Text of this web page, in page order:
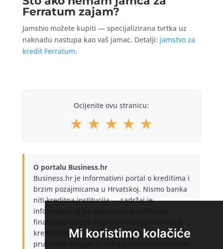
Mi koristimo kolačiće
Ferratum zajam?
Jamstvo možete kupiti — specijalizirana tvrtka uz
naknadu nastupa kao vaš jamac. Detalji: jamstvo za
kredit Ferratum.
Ocijenite ovu stranicu:
★ ★ ★ ★ ★
O portalu Business.hr
Business.hr je informativni portal o kreditima i
brzim pozajmicama u Hrvatskoj. Nismo banka
niti kreditna institucija — sadržaj je
informativnog karaktera i ne predstavlja
financijski savjet. Prije ugovaranja bilo kojeg
kredita provjerite aktualne uvjete kod
pružatelja usluge. Sadržaj provjerava i ažurira